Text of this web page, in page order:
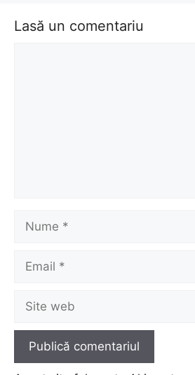
Lasă un comentariu
web